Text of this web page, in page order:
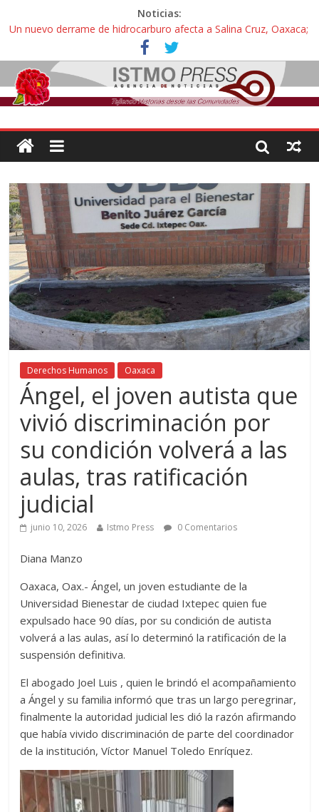
Noticias:
Un nuevo derrame de hidrocarburo afecta a Salina Cruz, Oaxaca;
ahora pescadores de Salinas del Marqués denuncian daños de
Pemex
Ángel, el joven autista expulsado por la Universidad Bienestar de
Ixtepec, Oaxaca vuelve a las aulas tras amparo
Familiares de periodista Alejandro Leyva se reúnen con titular de
intelectuales de su asesinato
Alertan pescadores de Juchitán, Oaxaca de nuevo despojo de su
Pescadores y comuneros ikoots detienen la extracción ilegal de
material pétreo de gravera Oyamel
Derechos Humanos Oaxaca
Ángel, el joven autista que
vivió discriminación por
su condición volverá a las
aulas, tras ratificación
judicial
junio 10, 2026 Istmo Press 0 Comentarios
Diana Manzo
Oaxaca, Oax.- Ángel, un joven estudiante de la
Universidad Bienestar de ciudad Ixtepec quien fue
expulsado hace 90 días, por su condición de autista
volverá a las aulas, así lo determinó la ratificación de la
suspensión definitiva.
El abogado Joel Luis , quien le brindó el acompañamiento
a Ángel y su familia informó que tras un largo peregrinar,
finalmente la autoridad judicial les dió la razón afirmando
que había vivido discriminación de parte del coordinador
de la institución, Víctor Manuel Toledo Enríquez.